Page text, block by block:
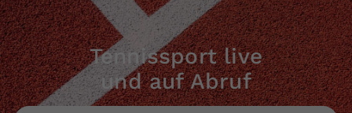
Tennissport live
und auf Abruf